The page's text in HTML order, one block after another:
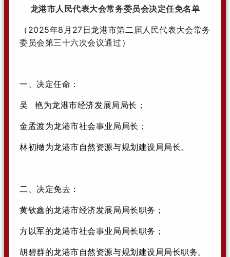
龙港市人民代表大会常务委员会决定任免名单
（ 2025年8月27日龙港市第二届人民代表大会常务
委员会第三十六次会议通过 ）
一、决定任命：
吴 艳为龙港市经济发展局局长；
金孟渡为龙港市社会事业局局长；
林初橄为龙港市自然资源与规划建设局局长。
二、决定免去：
黄钦鑫的龙港市经济发展局局长职务；
方以军的龙港市社会事业局局长职务；
胡碧群的龙港市自然资源与规划建设局局长职务。